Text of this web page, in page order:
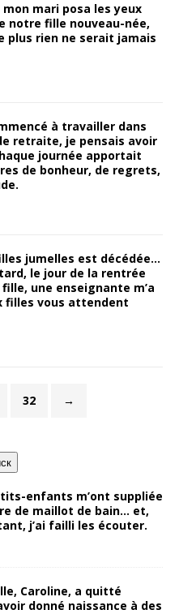
mari posa les yeux
notre fille nouveau-née,
plus rien ne serait jamais
à travailler dans
retraite, je pensais avoir
journée apportait
de bonheur, de regrets,
jumelles est décédée…
le jour de la rentrée
une enseignante m’a
filles vous attendent
32 →
enfants m’ont suppliée
de maillot de bain… et,
j’ai failli les écouter.
Caroline, a quitté
donné naissance à des